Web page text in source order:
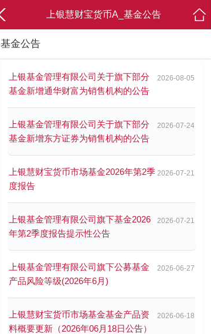
上银慧财宝货币A_基金公告
基金公告
上银基金管理有限公司关于旗下部分
基金新增通华财富为销售机构的公告
2026-08-05
上银基金管理有限公司关于旗下部分
基金新增东方证券为销售机构的公告
2026-07-24
上银慧财宝货币市场基金2026年第2季
度报告
2026-07-21
上银基金管理有限公司旗下基金2026
年第2季度报告提示性公告
2026-07-21
上银基金管理有限公司旗下公募基金
产品风险等级(2026年6月)
2026-06-27
上银慧财宝货币市场基金基金产品资
料概要更新（2026年06月18日公告）
2026-06-18